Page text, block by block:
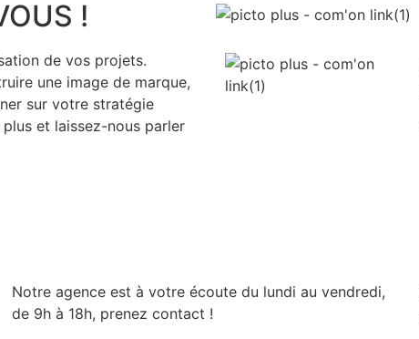
!
de vos projets.
une image de marque,
sur votre stratégie
et laissez-nous parler
Notre agence est à votre écoute du lundi au vendredi,
de 9h à 18h, prenez contact !